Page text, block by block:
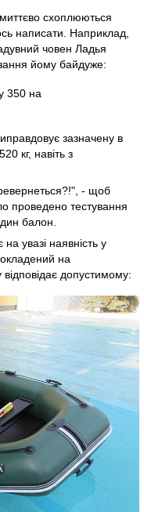
схоплюються
написати. Наприклад,
човен Ладья
йому байдуже:
зазначену в
кг, навіть з
- щоб
проведено тестування
балон.
на увазі наявність у
на
допустимому: